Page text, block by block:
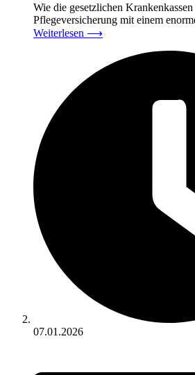
Wie die gesetzlichen
Pflegeversicherung mit einem
Weiterlesen ⟶
07.01.2026